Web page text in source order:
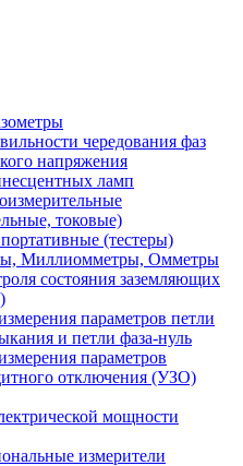
чередования фаз
напряжения
ламп
токовые)
(тестеры)
Миллиомметры, Омметры
состояния заземляющих
параметров петли
и петли фаза-нуль
параметров
отключения (УЗО)
мощности
измерители